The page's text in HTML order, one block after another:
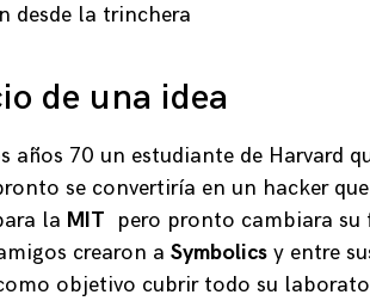
de una idea
años 70 un estudiante de Harvard
se convertiría en un hacker
la MIT
pero pronto cambiara su
crearon a Symbolics y entre
objetivo cubrir todo su